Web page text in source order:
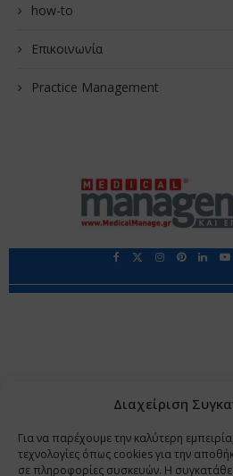
Διαχείριση
Για να παρέχουμε την καλύτερη
τεχνολογίες όπως cookies για την
σε πληροφορίες συσκευών. Η
how-to
Επικοινωνία
Practice Management
Copyright 2009 - 2026 ©